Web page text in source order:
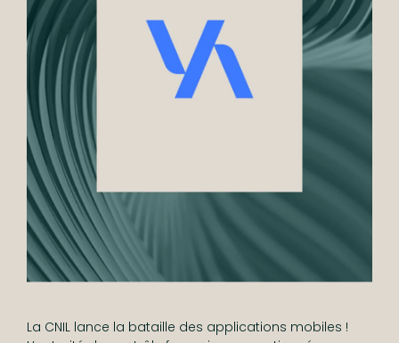
À propos
International
Équipe
Actualités
Talents
RSE
La CNIL lance la bataille des applications mobiles !